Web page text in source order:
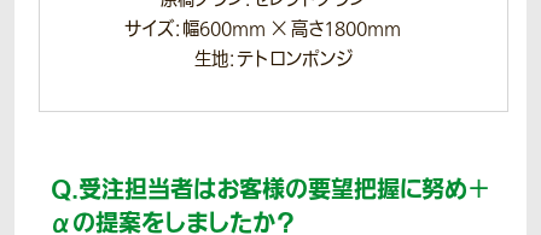
サイズ：幅600mm × 高さ1800mm
生地：テトロンポンジ
Q.受注担当者はお客様の要望把握に努め＋
αの提案をしましたか？